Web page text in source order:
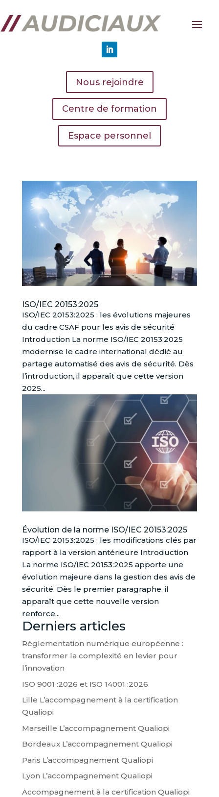
Nous rejoindre
Centre de formation
Espace personnel
ISO/IEC 20153:2025
ISO/IEC 20153:2025 : les évolutions majeures
du cadre CSAF pour les avis de sécurité
Introduction La norme ISO/IEC 20153:2025
modernise le cadre international dédié au
partage automatisé des avis de sécurité. Dès
l’introduction, il apparaît que cette version
2025...
Évolution de la norme ISO/IEC 20153:2025
ISO/IEC 20153:2025 : les modifications clés par
rapport à la version antérieure Introduction
La norme ISO/IEC 20153:2025 apporte une
évolution majeure dans la gestion des avis de
sécurité. Dès le premier paragraphe, il
apparaît que cette nouvelle version
renforce...
Derniers articles
Réglementation numérique européenne :
transformer la complexité en levier pour
l’innovation
ISO 9001 :2026 et ISO 14001 :2026
Lille L’accompagnement à la certification
Qualiopi
Marseille L’accompagnement Qualiopi
Bordeaux L’accompagnement Qualiopi
Paris L’accompagnement Qualiopi
Lyon L’accompagnement Qualiopi
Accompagnement à la certification Qualiopi